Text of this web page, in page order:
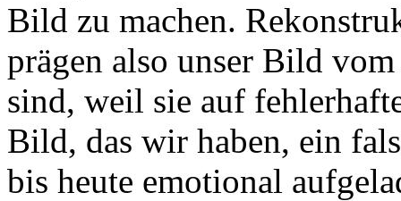
Bild zu machen.
prägen also unser Bild
sind, weil sie auf
Bild, das wir haben, ein
bis heute emotional